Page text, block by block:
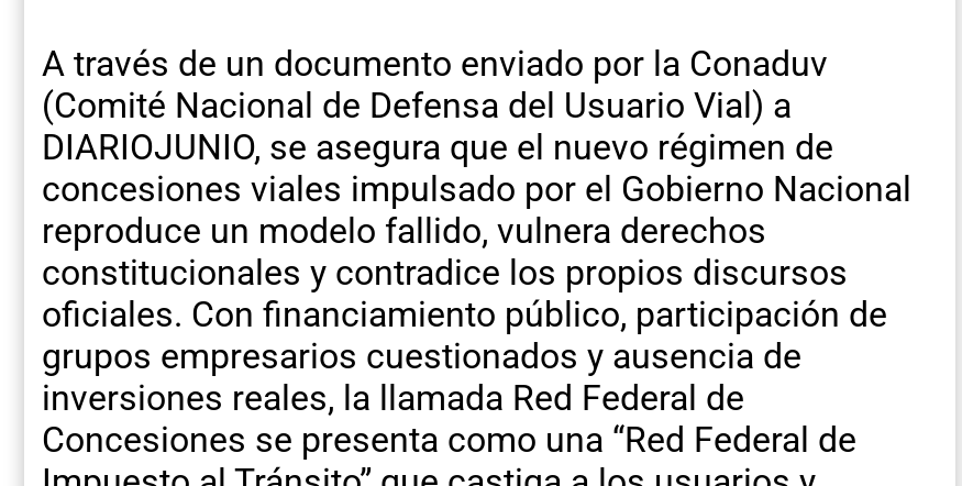
A través de un documento enviado por la Conaduv
(Comité Nacional de Defensa del Usuario Vial) a
DIARIOJUNIO, se asegura que el nuevo régimen de
concesiones viales impulsado por el Gobierno Nacional
reproduce un modelo fallido, vulnera derechos
constitucionales y contradice los propios discursos
oficiales. Con financiamiento público, participación de
grupos empresarios cuestionados y ausencia de
inversiones reales, la llamada Red Federal de
Concesiones se presenta como una “Red Federal de